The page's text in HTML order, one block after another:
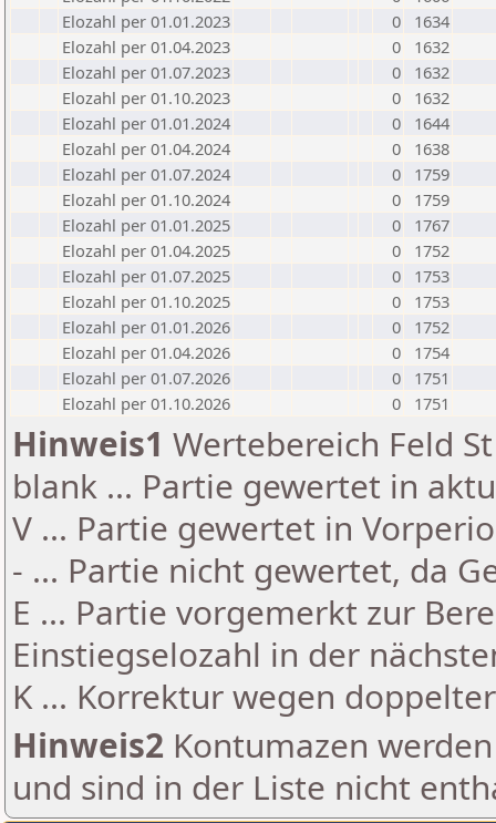
Elozahl per 01.01.2023
0
1634
Elozahl per 01.04.2023
0
1632
Elozahl per 01.07.2023
0
1632
Elozahl per 01.10.2023
0
1632
Elozahl per 01.01.2024
0
1644
Elozahl per 01.04.2024
0
1638
Elozahl per 01.07.2024
0
1759
Elozahl per 01.10.2024
0
1759
Elozahl per 01.01.2025
0
1767
Elozahl per 01.04.2025
0
1752
Elozahl per 01.07.2025
0
1753
Elozahl per 01.10.2025
0
1753
Elozahl per 01.01.2026
0
1752
Elozahl per 01.04.2026
0
1754
Elozahl per 01.07.2026
0
1751
Elozahl per 01.10.2026
0 1751
Hinweis1 Wertebereich Feld
blank ... Partie gewertet in
V ... Partie gewertet in
- ... Partie nicht gewertet, da
E ... Partie vorgemerkt zur
Einstiegselozahl in der
K ... Korrektur wegen
Hinweis2 Kontumazen
und sind in der Liste nicht